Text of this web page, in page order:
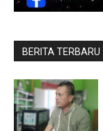
BERITA TERBARU